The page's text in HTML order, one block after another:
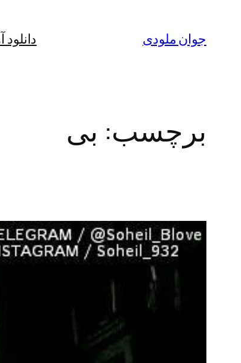
جوان ملودی
برچسب: بی